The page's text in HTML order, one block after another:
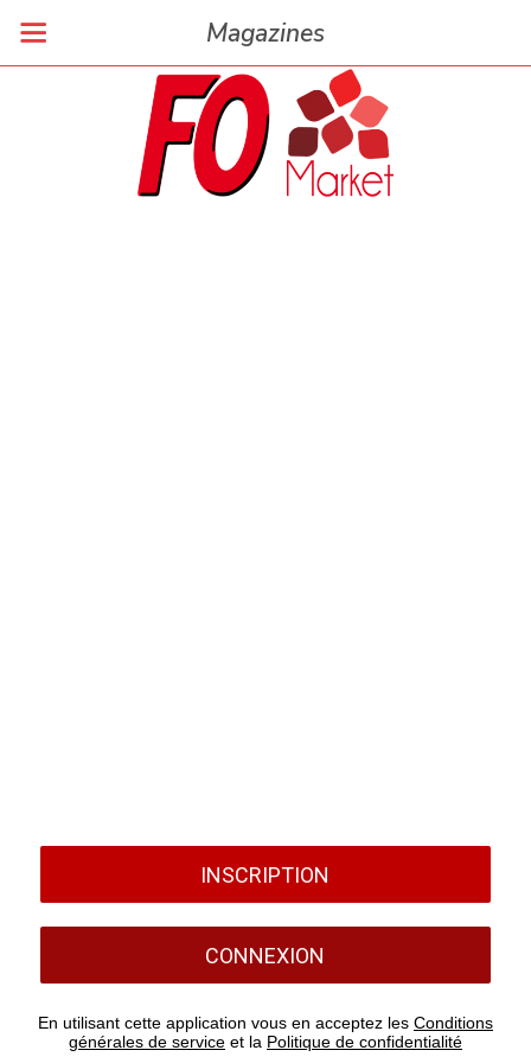
Magazines
INSCRIPTION
CONNEXION
En utilisant cette application vous en acceptez les Conditions
générales de service et la Politique de confidentialité